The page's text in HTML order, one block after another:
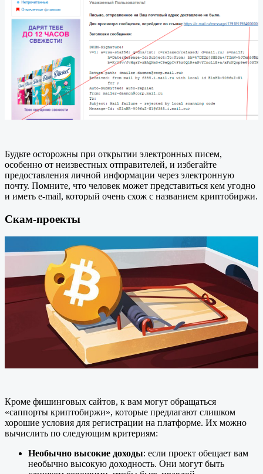
Будьте осторожны при открытии электронных писем,
особенно от неизвестных отправителей, и избегайте
предоставления личной информации через электронную
почту. Помните, что человек может представиться кем угодно
и иметь e-mail, который очень схож с названием криптобиржи.
Скам-проекты
Кроме фишинговых сайтов, к вам могут обращаться
«саппорты криптобиржи», которые предлагают слишком
хорошие условия для регистрации на платформе. Их можно
вычислить по следующим критериям:
Необычно высокие доходы: если проект обещает вам
необычно высокую доходность. Они могут быть